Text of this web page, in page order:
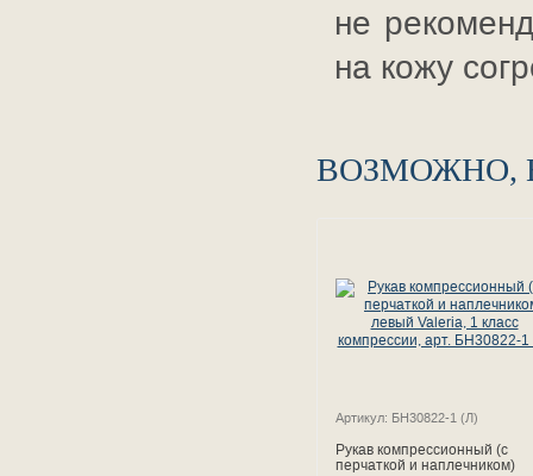
не
на кожу
ВОЗМОЖНО,
Артикул: БН30822-1 (Л)
Рукав компрессионный (с
перчаткой и наплечником)